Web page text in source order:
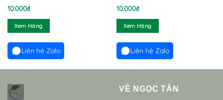
5trên 5
1
đánh giá
10.000₫
Xem Hàng
Liên hệ Zalo
5trên 5
1
đánh giá
10.000₫
Xem Hàng
Liên hệ Zalo
VỀ NGỌC TÂN